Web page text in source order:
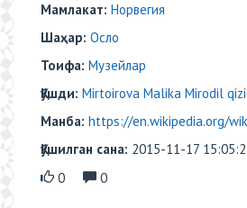
Мамлакат: Норвегия
Шаҳар: Oсло
Тоифа: Музейлар
Қўшди: Mirtoirova Malika Mirodil qizi
Манба: https://en.wikipedia.org/
Қўшилган сана: 2015-11-17
0
0